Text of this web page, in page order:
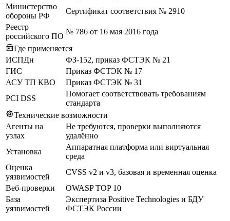
Министерство
обороны РФ
Сертификат соответствия № 2910
Реестр
российского ПО
№ 786 от 16 мая 2016 года
Где применяется
ИСПДн
ФЗ-152, приказ ФСТЭК № 21
ГИС
Приказ ФСТЭК № 17
АСУ ТП КВО
Приказ ФСТЭК № 31
PCI DSS
Помогает соответствовать требованиям
стандарта
Технические возможности
Агенты на
узлах
Не требуются, проверки выполняются
удалённо
Установка
Аппаратная платформа или виртуальная
среда
Оценка
уязвимостей
CVSS v2 и v3, базовая и временная оценка
Веб-проверки
OWASP TOP 10
База
уязвимостей
Экспертиза Positive Technologies и БДУ
ФСТЭК России